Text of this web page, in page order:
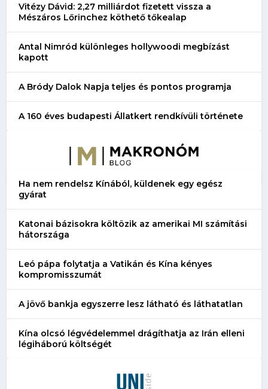
Vitézy Dávid: 2,27 milliárdot fizetett vissza a
Mészáros Lőrinchez köthető tőkealap
Antal Nimród különleges hollywoodi megbízást
kapott
A Bródy Dalok Napja teljes és pontos programja
A 160 éves budapesti Állatkert rendkívüli története
Ha nem rendelsz Kínából, küldenek egy egész
gyárat
Katonai bázisokra költözik az amerikai MI számítási
hátországa
Leó pápa folytatja a Vatikán és Kína kényes
kompromisszumát
A jövő bankja egyszerre lesz látható és láthatatlan
Kína olcsó légvédelemmel drágíthatja az Irán elleni
légiháború költségét